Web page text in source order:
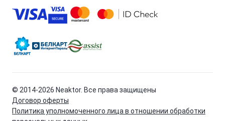
© 2014-2026 Neaktor. Все права защищены
Договор оферты
Политика уполномоченного лица в отношении обработки